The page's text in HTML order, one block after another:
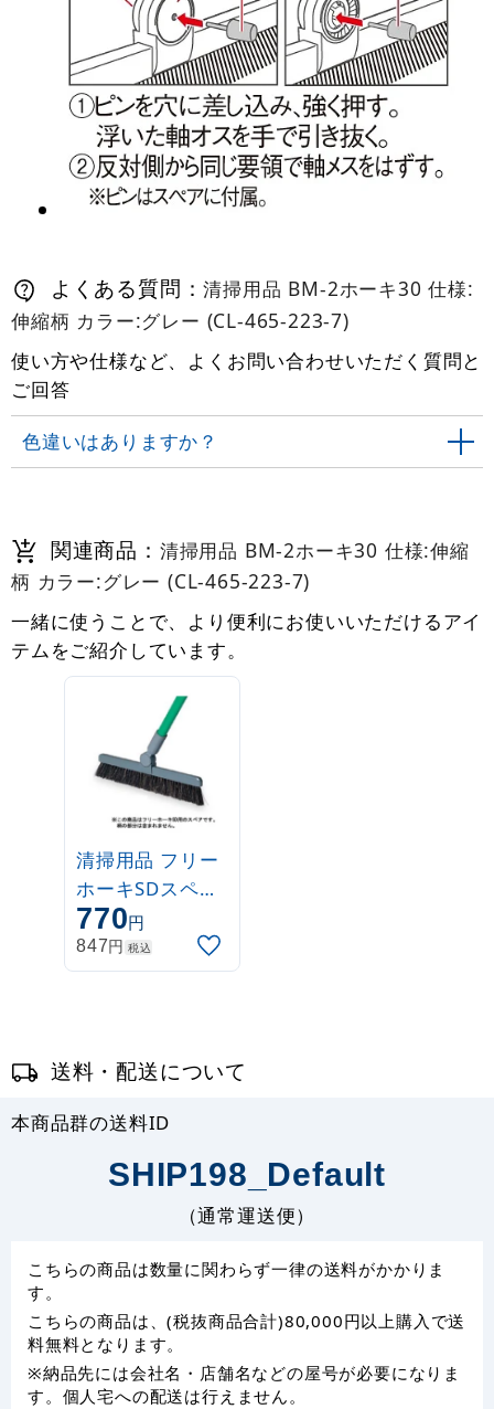
よくある質問：清掃用品 BM-2ホーキ30 仕様:
伸縮柄 カラー:グレー (CL-465-223-7)
使い方や仕様など、よくお問い合わせいただく質問と
ご回答
色違いはありますか？
関連商品： 清掃用品 BM-2ホーキ30 仕様:伸縮
柄 カラー:グレー (CL-465-223-7)
一緒に使うことで、より便利にお使いいただけるアイ
テムをご紹介しています。
清掃用品 フリー
ホーキSDスペア
(CL-378-630-0)
770円
847円 税込
送料・配送について
本商品群の送料ID
SHIP198_Default
（通常運送便）
こちらの商品は数量に関わらず一律の送料がかかりま
す。
こちらの商品は、(税抜商品合計)80,000円以上購入で送
料無料となります。
※納品先には会社名・店舗名などの屋号が必要になりま
す。個人宅への配送は行えません。